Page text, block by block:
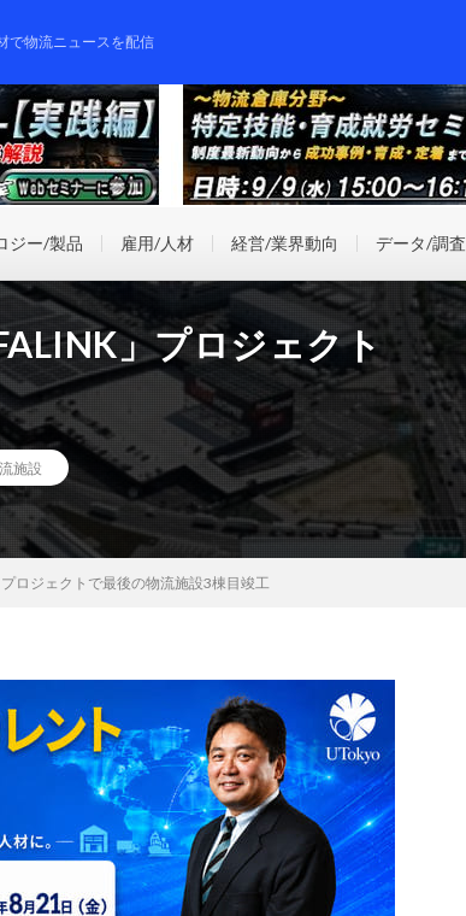
で物流ニュースを配信
ジー/製品 雇用/人材 経営/業界動向 データ/調査
」プロジェクト
施設
ロジェクトで最後の物流施設3棟目竣工